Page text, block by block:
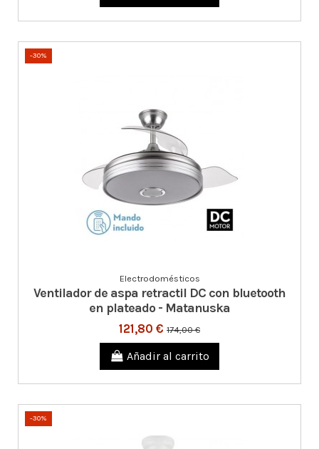
-30%
Electrodomésticos
Ventilador de aspa retractil DC con bluetooth
en plateado - Matanuska
121,80 € 174,00 €
Añadir al carrito
-30%